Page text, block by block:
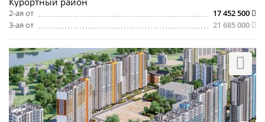
2-ая от
17 452 500
3-ая от
21 685 000